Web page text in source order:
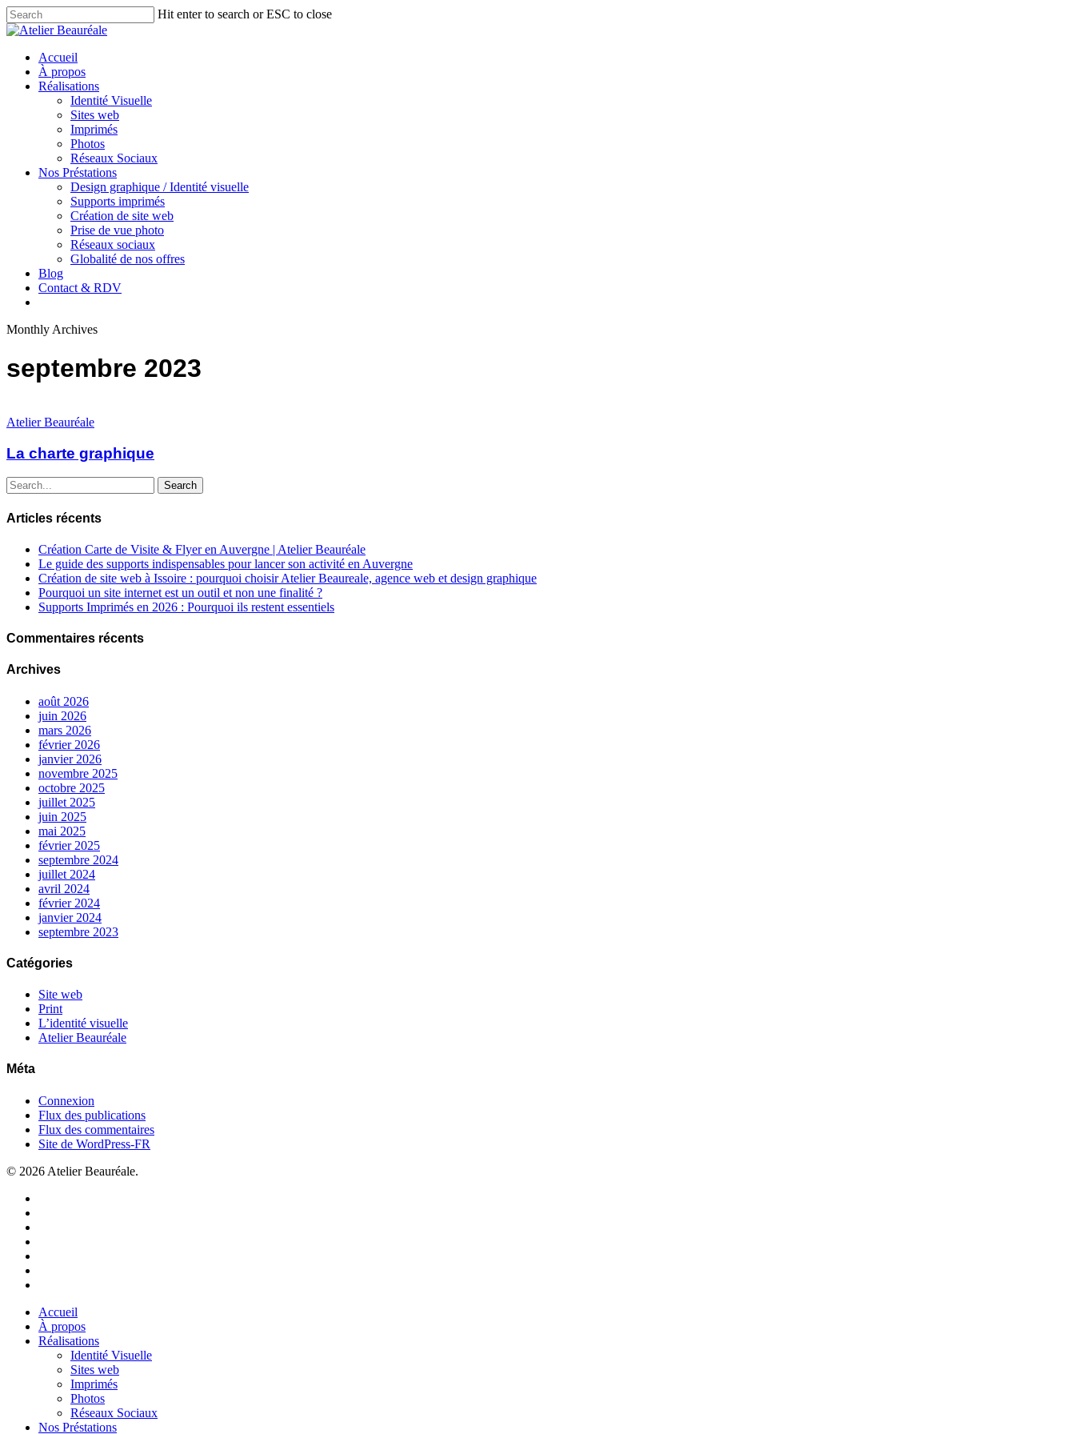
Skip
to
content
Hit enter to search or ESC to close
Close
Menu
Accueil
À propos
Réalisations
Identité Visuelle
Sites web
Imprimés
Photos
Réseaux Sociaux
Nos Préstations
Design graphique / Identité visuelle
Supports imprimés
Création de site web
Prise de vue photo
Réseaux sociaux
Globalité de nos offres
Blog
Contact & RDV
Monthly Archives
septembre 2023
Atelier Beauréale
La charte graphique
Search
Articles récents
Création Carte de Visite & Flyer en Auvergne | Atelier Beauréale
Le guide des supports indispensables pour lancer son activité en Auvergne
Création de site web à Issoire : pourquoi choisir Atelier Beaureale, agence web et design graphique
Pourquoi un site internet est un outil et non une finalité ?
Supports Imprimés en 2026 : Pourquoi ils restent essentiels
Commentaires récents
Archives
août 2026
juin 2026
mars 2026
février 2026
janvier 2026
novembre 2025
octobre 2025
juillet 2025
juin 2025
mai 2025
février 2025
septembre 2024
juillet 2024
avril 2024
février 2024
janvier 2024
septembre 2023
Catégories
Site web
Print
L’identité visuelle
Atelier Beauréale
Méta
Connexion
Flux des publications
Flux des commentaires
Site de WordPress-FR
© 2026 Atelier Beauréale.
Close
Menu
Accueil
À propos
Réalisations
Identité Visuelle
Sites web
Imprimés
Photos
Réseaux Sociaux
Nos Préstations